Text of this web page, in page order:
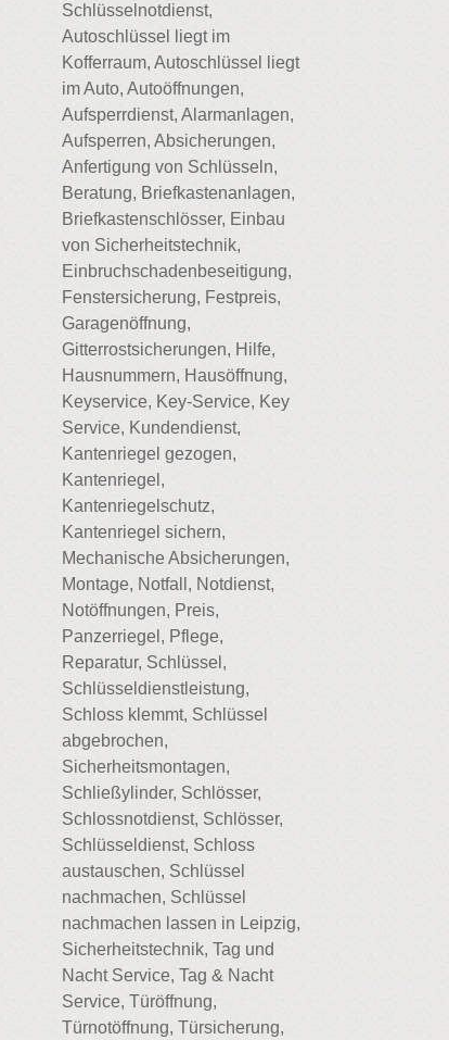
Schlüsselnotdienst,
Autoschlüssel liegt im
Kofferraum, Autoschlüssel liegt
im Auto, Autoöffnungen,
Aufsperrdienst, Alarmanlagen,
Aufsperren, Absicherungen,
Anfertigung von Schlüsseln,
Beratung, Briefkastenanlagen,
Briefkastenschlösser, Einbau
von Sicherheitstechnik,
Einbruchschadenbeseitigung,
Fenstersicherung, Festpreis,
Garagenöffnung,
Gitterrostsicherungen, Hilfe,
Hausnummern, Hausöffnung,
Keyservice, Key-Service, Key
Service, Kundendienst,
Kantenriegel gezogen,
Kantenriegel,
Kantenriegelschutz,
Kantenriegel sichern,
Mechanische Absicherungen,
Montage, Notfall, Notdienst,
Notöffnungen, Preis,
Panzerriegel, Pflege,
Reparatur, Schlüssel,
Schlüsseldienstleistung,
Schloss klemmt, Schlüssel
abgebrochen,
Sicherheitsmontagen,
Schließylinder, Schlösser,
Schlossnotdienst, Schlösser,
Schlüsseldienst, Schloss
austauschen, Schlüssel
nachmachen, Schlüssel
nachmachen lassen in Leipzig,
Sicherheitstechnik, Tag und
Nacht Service, Tag & Nacht
Service, Türöffnung,
Türnotöffnung, Türsicherung,